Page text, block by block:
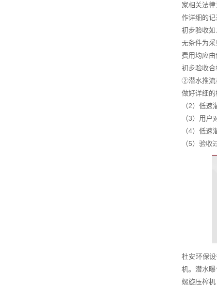
家相关法
作详细的记
初步验收
无条件为
费用均应
初步验收
②潜水推流
做好详细
（2）低
（3）用
（4）低
（5）验
杜安环保
机。潜水
螺旋压榨